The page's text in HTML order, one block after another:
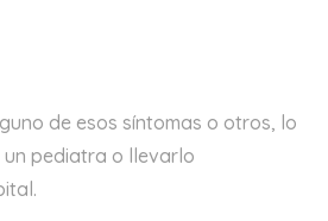
de esos síntomas o otros, lo
pediatra o llevarlo